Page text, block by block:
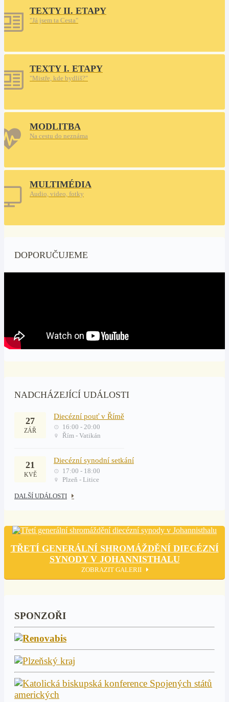
TEXTY II. ETAPY
"Já jsem ta Cesta"
TEXTY I. ETAPY
"Mistře, kde bydlíš?"
MODLITBA
Na cestu do neznáma
MULTIMÉDIA
Audio, video, fotky
DOPORUČUJEME
NADCHÁZEJÍCÍ UDÁLOSTI
27
ZÁŘ
Diecézní pouť v Římě
16:00 - 20:00
Řím - Vatikán
21
KVĚ
Diecézní synodní setkání
17:00 - 18:00
Plzeň - Litice
DALŠÍ UDÁLOSTI
TŘETÍ GENERÁLNÍ SHROMÁŽDĚNÍ DIECÉZNÍ
SYNODY V JOHANNISTHALU
ZOBRAZIT GALERII
SPONZOŘI